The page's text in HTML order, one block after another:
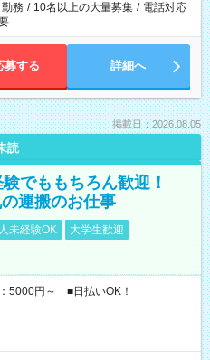
務 / 10名以上の大量募集 / 電話対応
募する 詳細へ
掲載日：2026.08.05
読
でももちろん歓迎！
運搬のお仕事
未経験OK
大学生歓迎
5000円～ ■日払いOK！